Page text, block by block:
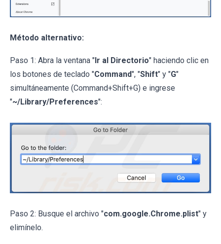
Método alternativo:
Paso 1: Abra la ventana " Ir al Directorio" haciendo clic en
los botones de teclado "Command", "Shift" y "G"
simultáneamente (Command+Shift+G) e ingrese
"~/Library/Preferences":
Paso 2: Busque el archivo "com.google.Chrome.plist" y
elimínelo.